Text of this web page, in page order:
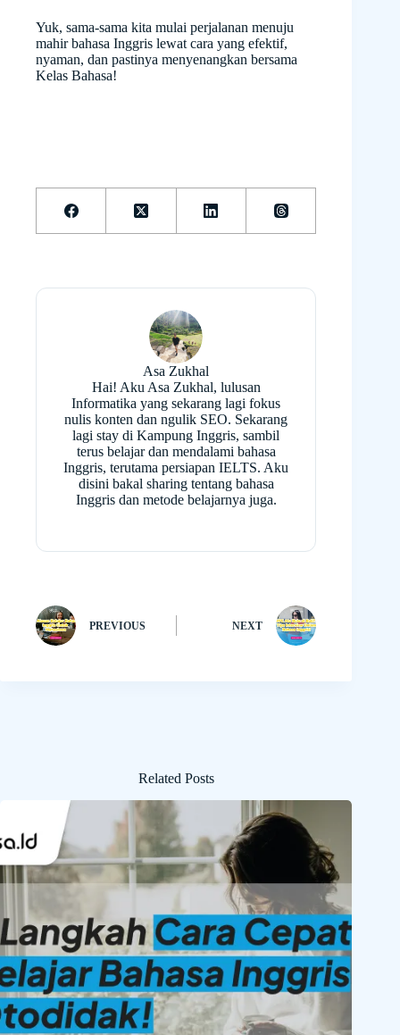
Yuk, sama-sama kita mulai perjalanan menuju
mahir bahasa Inggris lewat cara yang efektif,
nyaman, dan pastinya menyenangkan bersama
Kelas Bahasa!
Asa Zukhal
Hai! Aku Asa Zukhal, lulusan
Informatika yang sekarang lagi fokus
nulis konten dan ngulik SEO. Sekarang
lagi stay di Kampung Inggris, sambil
terus belajar dan mendalami bahasa
Inggris, terutama persiapan IELTS. Aku
disini bakal sharing tentang bahasa
Inggris dan metode belajarnya juga.
PREVIOUS NEXT
Related Posts